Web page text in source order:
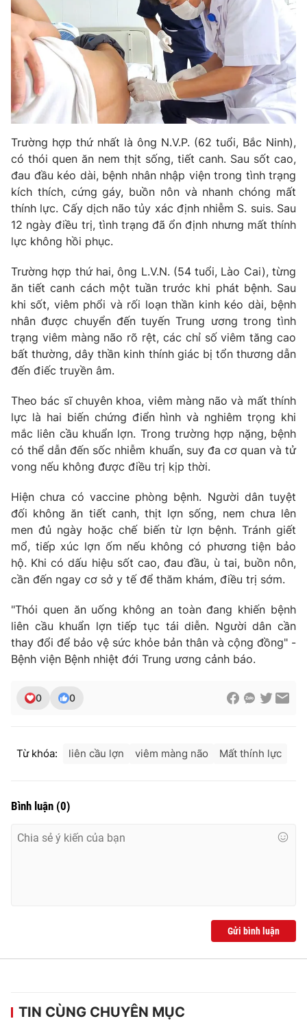
Góc doanh nghiệp
Truyền hình
Phim VTV
Hậu trường
Nhân vật
Khán giả
Giải sao mai
Giải trí
Điện ảnh
Âm nhạc
Đời sống
Du lịch
Làm đẹp
Chất lượng cuộc sống
Giáo dục
Tuyển sinh
Học trực tuyến
Công nghệ
Hitech Công nghệ tương lai
Sản phẩm
Thị trường
Tư vấn
Giao lưu trực tuyến
Lịch phát sóng
Chuyên mục khác
Emagazine Podcast
Photo Infographic
Video Shorts video
VTV Money VTV Thể thao
Thị trường 24h Tấm lòng Việt
VTV4 Vươn mình bằng AI
VTV9 VTV8
Liên hệ tòa soạn English
Cơ quan báo chí:Thời báo VTV
024.38 355 931 - 024.38 355 932
Liên hệ quảng cáo:
024-7300.7108
Trường hợp thứ nhất là ông N.V.P. (62 tuổi, Bắc Ninh),
có thói quen ăn nem thịt sống, tiết canh. Sau sốt cao,
đau đầu kéo dài, bệnh nhân nhập viện trong tình trạng
kích thích, cứng gáy, buồn nôn và nhanh chóng mất
thính lực. Cấy dịch não tủy xác định nhiễm S. suis. Sau
12 ngày điều trị, tình trạng đã ổn định nhưng mất thính
lực không hồi phục.
Trường hợp thứ hai, ông L.V.N. (54 tuổi, Lào Cai), từng
ăn tiết canh cách một tuần trước khi phát bệnh. Sau
khi sốt, viêm phổi và rối loạn thần kinh kéo dài, bệnh
nhân được chuyển đến tuyến Trung ương trong tình
trạng viêm màng não rõ rệt, các chỉ số viêm tăng cao
bất thường, dây thần kinh thính giác bị tổn thương dẫn
đến điếc truyền âm.
Theo bác sĩ chuyên khoa, viêm màng não và mất thính
lực là hai biến chứng điển hình và nghiêm trọng khi
mắc liên cầu khuẩn lợn. Trong trường hợp nặng, bệnh
có thể dẫn đến sốc nhiễm khuẩn, suy đa cơ quan và tử
vong nếu không được điều trị kịp thời.
Hiện chưa có vaccine phòng bệnh. Người dân tuyệt
đối không ăn tiết canh, thịt lợn sống, nem chưa lên
men đủ ngày hoặc chế biến từ lợn bệnh. Tránh giết
mổ, tiếp xúc lợn ốm nếu không có phương tiện bảo
hộ. Khi có dấu hiệu sốt cao, đau đầu, ù tai, buồn nôn,
cần đến ngay cơ sở y tế để thăm khám, điều trị sớm.
"Thói quen ăn uống không an toàn đang khiến bệnh
liên cầu khuẩn lợn tiếp tục tái diễn. Người dân cần
thay đổi để bảo vệ sức khỏe bản thân và cộng đồng" -
Bệnh viện Bệnh nhiệt đới Trung ương cảnh báo.
0 0
Từ khóa: liên cầu lợn viêm màng não Mất thính lực
Bình luận (0)
Gửi bình luận
TIN CÙNG CHUYÊN MỤC